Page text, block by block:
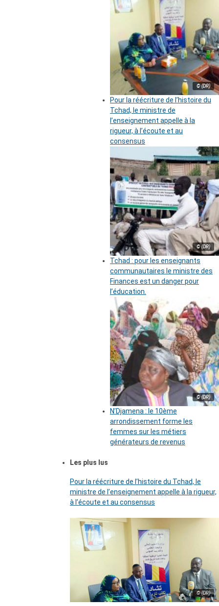
© (DR)
Pour la réécriture de l’histoire du
Tchad, le ministre de
l’enseignement appelle à la
rigueur, à l’écoute et au
consensus
© (DR)
Tchad : pour les enseignants
communautaires le ministre des
Finances est un danger pour
l’éducation.
© (DR)
N’Djamena : le 10ème
arrondissement forme les
femmes sur les métiers
générateurs de revenus
Les plus lus
Pour la réécriture de l’histoire du Tchad, le
ministre de l’enseignement appelle à la rigueur,
à l’écoute et au consensus
© (DR)